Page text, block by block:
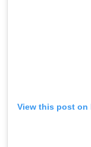
View this post on